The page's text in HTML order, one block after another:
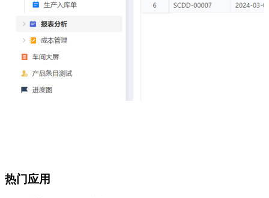
热门应用